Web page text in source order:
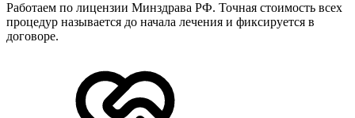
Работаем по лицензии Минздрава РФ. Точная стоимость всех
процедур называется до начала лечения и фиксируется в
договоре.